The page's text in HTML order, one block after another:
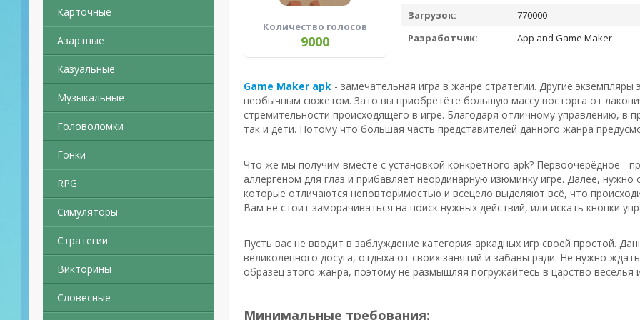
Карточные
Азартные
Казуальные
Музыкальные
Головоломки
Гонки
RPG
Симуляторы
Стратегии
Викторины
Словесные
Количество голосов
9000
Загрузок:
770000
Разработчик:
App and Game Maker
Game Maker apk - замечательная игра в жанре стратегии. Другие
необычным сюжетом. Зато вы приобретёте большую массу восторга от
стремительности происходящего в игре. Благодаря отличному управлению,
так и дети. Потому что большая часть представителей данного жанра
Что же мы получим вместе с установкой конкретного apk? Первоочерёдное -
аллергеном для глаз и прибавляет неординарную изюминку игре. Далее,
которые отличаются неповторимостью и всецело выделяют всё, что
Вам не стоит заморачиваться на поиск нужных действий, или искать кнопки
Пусть вас не вводит в заблуждение категория аркадных игр своей простой.
великолепного досуга, отдыха от своих занятий и забавы ради. Не нужно
образец этого жанра, поэтому не размышляя погружайтесь в царство веселья
Минимальные требования: